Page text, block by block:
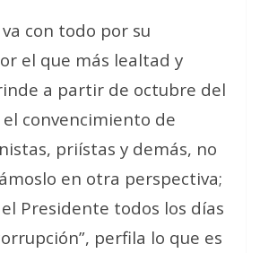
con todo por su
el que más lealtad y
a partir de octubre del
convencimiento de
priístas y demás, no
en otra perspectiva;
Presidente todos los días
perfila lo que es